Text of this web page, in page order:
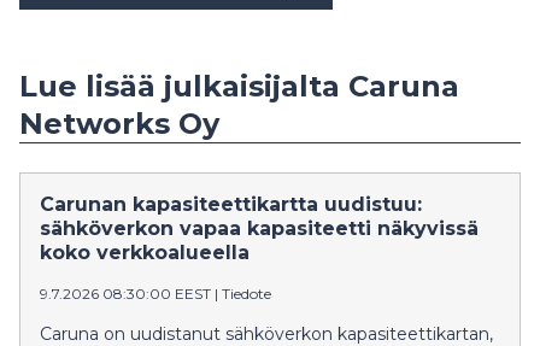
Lue lisää julkaisijalta Caruna
Networks Oy
Carunan kapasiteettikartta uudistuu:
sähköverkon vapaa kapasiteetti näkyvissä
koko verkkoalueella
9.7.2026 08:30:00 EEST | Tiedote
Caruna on uudistanut sähköverkon kapasiteettikartan,